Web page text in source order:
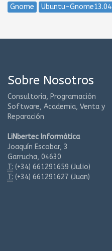
Gnome Ubuntu-Gnome13.04
Sobre Nosotros
Consultoría, Programación
Software, Academia, Venta y
Reparación
LiNbertec Informática
Joaquín Escobar, 3
Garrucha, 04630
T: (+34) 661291659 (Julio)
T: (+34) 661291627 (Juan)